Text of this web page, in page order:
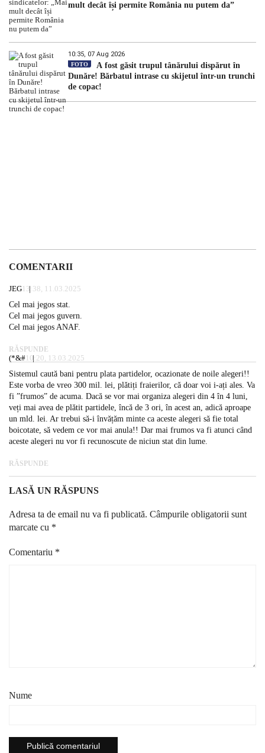
mult decât își permite România nu putem da”
10:35, 07 Aug 2026
FOTO
A fost găsit trupul tânărului dispărut în
Dunăre! Bărbatul intrase cu skijetul într-un trunchi
de copac!
COMENTARII
JEG13:38, 11.03.2025
Cel mai jegos stat.
Cel mai jegos guvern.
Cel mai jegos ANAF.
RĂSPUNDE
(*&#10:20, 13.03.2025
Sistemul caută bani pentru plata partidelor, ocazionate de noile alegeri!!
Este vorba de vreo 300 mil. lei, plătiți fraierilor, că doar voi i-ați ales. Va
fi ”frumos” de acuma. Dacă se vor mai organiza alegeri din 4 în 4 luni,
veți mai avea de plătit partidele, încă de 3 ori, în acest an, adică aproape
un mld. lei. Ar trebui să-i învățăm minte ca aceste alegeri să fie total
boicotate, să vedem ce vor mai anula!! Dar mai frumos va fi atunci când
aceste alegeri nu vor fi recunoscute de niciun stat din lume.
RĂSPUNDE
LASĂ UN RĂSPUNS
Adresa ta de email nu va fi publicată. Câmpurile obligatorii sunt
marcate cu *
Comentariu *
Nume